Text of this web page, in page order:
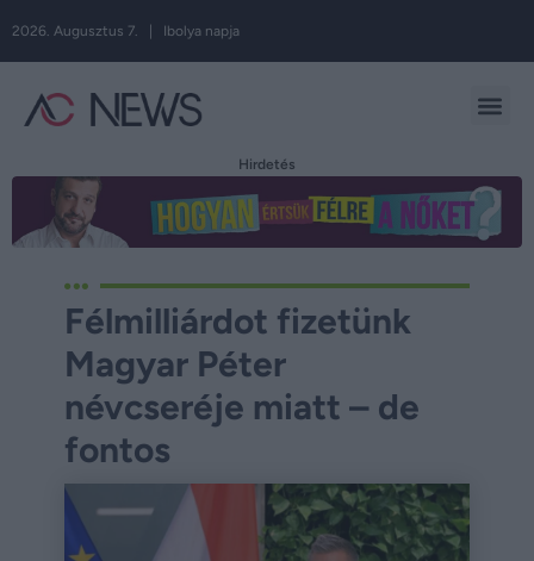
2026. Augusztus 7. | Ibolya napja
Hirdetés
Félmilliárdot fizetünk
Magyar Péter
névcseréje miatt – de
fontos